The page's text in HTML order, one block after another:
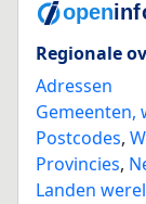
Regionale
Adressen
Gemeenten,
Postcodes,
Provincies,
Landen